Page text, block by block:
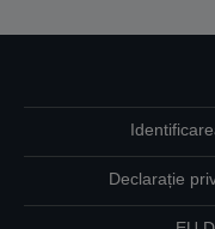
Declarație